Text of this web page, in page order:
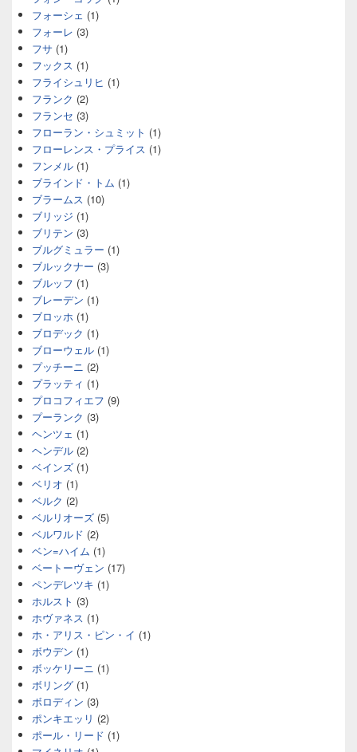
フォーシェ (1)
フォーレ (3)
フサ (1)
フックス (1)
フライシュリヒ (1)
フランク (2)
フランセ (3)
フローラン・シュミット (1)
フローレンス・プライス (1)
フンメル (1)
ブラインド・トム (1)
ブラームス (10)
ブリッジ (1)
ブリテン (3)
ブルグミュラー (1)
ブルックナー (3)
ブルッフ (1)
ブレーデン (1)
ブロッホ (1)
ブロデック (1)
ブローウェル (1)
プッチーニ (2)
プラッティ (1)
プロコフィエフ (9)
プーランク (3)
ヘンツェ (1)
ヘンデル (2)
ベインズ (1)
ベリオ (1)
ベルク (2)
ベルリオーズ (5)
ベルワルド (2)
ベン=ハイム (1)
ベートーヴェン (17)
ペンデレツキ (1)
ホルスト (3)
ホヴァネス (1)
ホ・アリス・ピン・イ (1)
ボウデン (1)
ボッケリーニ (1)
ボリング (1)
ボロディン (3)
ポンキエッリ (2)
ポール・リード (1)